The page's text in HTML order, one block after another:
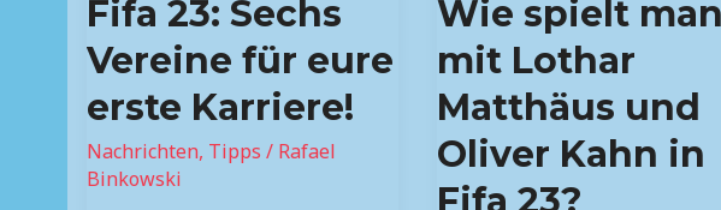
Fifa 23: Sechs
Vereine für eure
erste Karriere!
Nachrichten, Tipps / Rafael
Binkowski
Sechs
für
eure
Karriere!
Wie spielt man
mit Lothar
Matthäus und
Oliver Kahn in
man
Lothar
Matthäus
und
Oliver
Kahn